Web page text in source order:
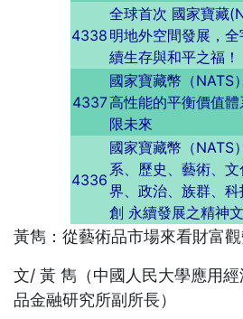
4338
全球首次 國家寶藏
明地外空間發展，
續生存與和平之福！
4337
國家寶藏幣（NATS
高性能的平衡價值
限未來
4336
國家寶藏幣（NATS
系、歷史、藝術、
界、政治、族群、
創 永續發展之精神
黃雋：從藝術品市場來看財富
文/ 黃 雋（中國人民大學應用
品金融研究所副所長）